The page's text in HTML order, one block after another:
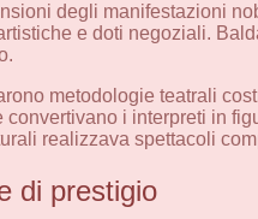
degli manifestazioni
e doti negoziali.
metodologie teatrali
i interpreti in
realizzava spettacoli
di prestigio